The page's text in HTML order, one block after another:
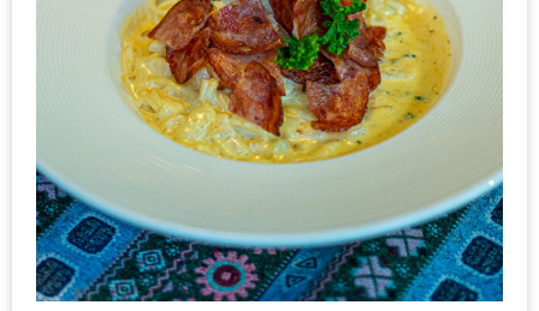
ครั้ง
ที่
1
มา
ม่วน
กั๋น